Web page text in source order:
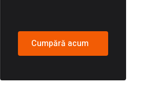
Cumpără acum